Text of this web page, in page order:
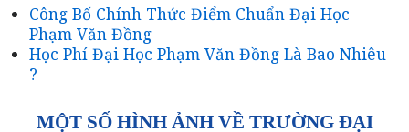
Công Bố Chính Thức Điểm Chuẩn Đại Học
Phạm Văn Đồng
Học Phí Đại Học Phạm Văn Đồng Là Bao Nhiêu
?
MỘT SỐ HÌNH ẢNH VỀ TRƯỜNG ĐẠI